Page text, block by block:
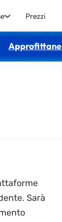
Prezzi
Approfittane
Sarà